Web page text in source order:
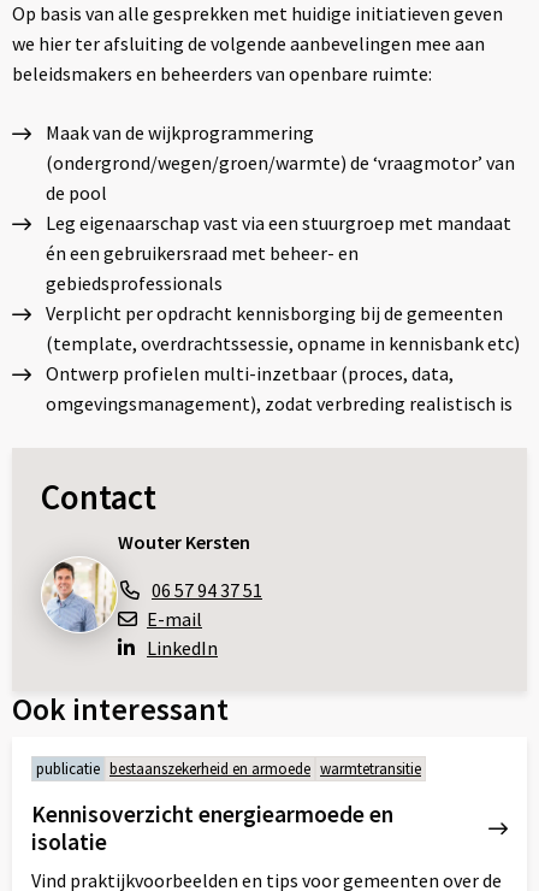
Op basis van alle gesprekken met huidige initiatieven geven
we hier ter afsluiting de volgende aanbevelingen mee aan
beleidsmakers en beheerders van openbare ruimte:
Maak van de wijkprogrammering
(ondergrond/wegen/groen/warmte) de ‘vraagmotor’ van
de pool
Leg eigenaarschap vast via een stuurgroep met mandaat
én een gebruikersraad met beheer- en
gebiedsprofessionals
Verplicht per opdracht kennisborging bij de gemeenten
(template, overdrachtssessie, opname in kennisbank etc)
Ontwerp profielen multi-inzetbaar (proces, data,
omgevingsmanagement), zodat verbreding realistisch is
Contact
Wouter Kersten
06 57 94 37 51
E-mail
LinkedIn
Ook interessant
publicatie bestaanszekerheid en armoede warmtetransitie
Kennisoverzicht energiearmoede en
isolatie
Vind praktijkvoorbeelden en tips voor gemeenten over de